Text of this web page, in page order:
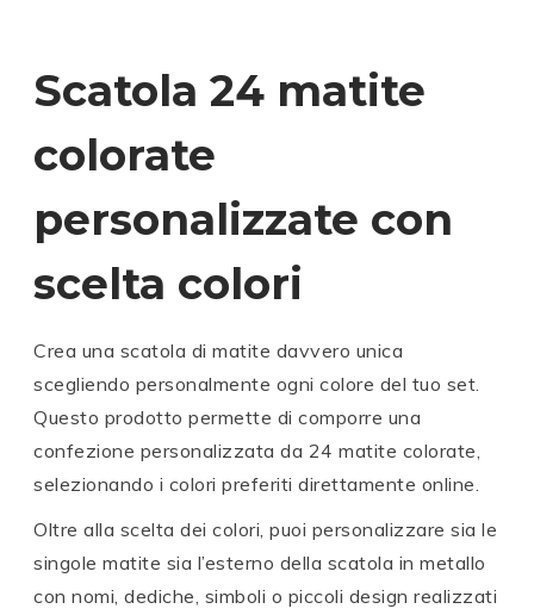
Scatola 24 matite
colorate
personalizzate con
scelta colori
Crea una scatola di matite davvero unica
scegliendo personalmente ogni colore del tuo set.
Questo prodotto permette di comporre una
confezione personalizzata da 24 matite colorate,
selezionando i colori preferiti direttamente online.
Oltre alla scelta dei colori, puoi personalizzare sia le
singole matite sia l’esterno della scatola in metallo
con nomi, dediche, simboli o piccoli design realizzati